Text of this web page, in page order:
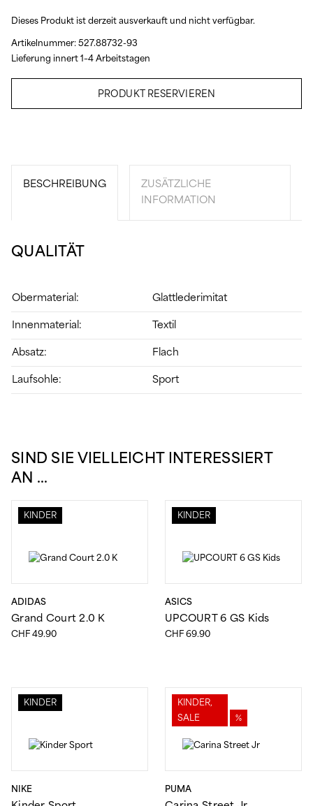
Dieses Produkt ist derzeit ausverkauft und nicht verfügbar.
Artikelnummer: 527.88732-93
Lieferung innert 1–4 Arbeitstagen
PRODUKT RESERVIEREN
BESCHREIBUNG
ZUSÄTZLICHE
INFORMATION
QUALITÄT
Obermaterial: Glattlederimitat
Innenmaterial: Textil
Absatz: Flach
Laufsohle: Sport
SIND SIE VIELLEICHT INTERESSIERT
AN …
KINDER
ADIDAS
Grand Court 2.0 K
CHF 49.90
KINDER
ASICS
UPCOURT 6 GS Kids
CHF 69.90
KINDER
NIKE
KINDER,
SALE
%
PUMA